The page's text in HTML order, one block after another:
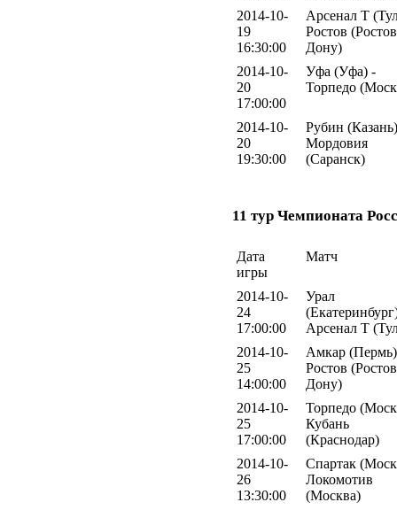
2014-10-
19
16:30:00
Арсенал Т
Ростов
Дону)
2014-10-
20
17:00:00
Уфа (Уфа) -
Торпедо
2014-10-
20
19:30:00
Рубин
Мордовия
(Саранск)
11 тур Чемпионата
Дата
игры
Матч
2014-10-
24
17:00:00
Урал
Арсенал Т
2014-10-
25
14:00:00
Амкар
Ростов
Дону)
2014-10-
25
17:00:00
Торпедо
Кубань
(Краснодар)
2014-10-
26
13:30:00
Спартак
Локомотив
(Москва)